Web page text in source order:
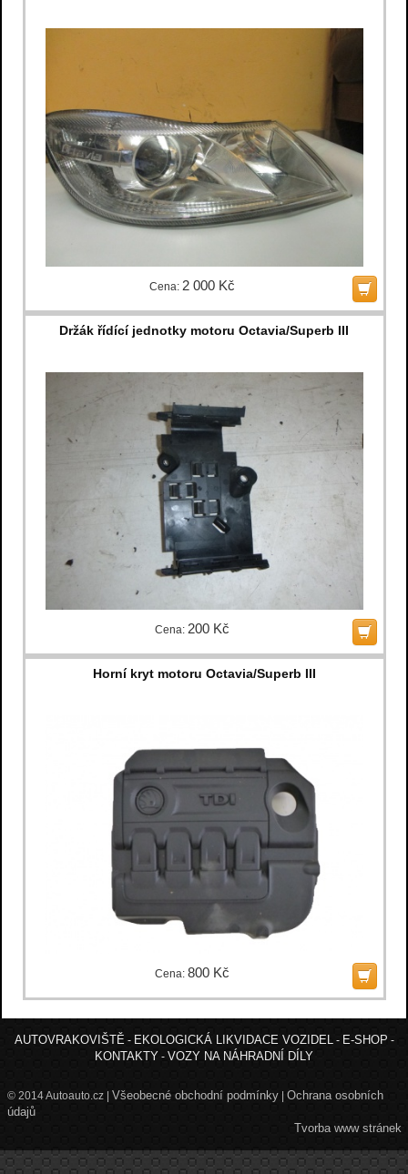
Cena: 2 000 Kč
Držák řídící jednotky motoru Octavia/Superb III
Cena: 200 Kč
Horní kryt motoru Octavia/Superb III
Cena: 800 Kč
AUTOVRAKOVIŠTĚ- EKOLOGICKÁ LIKVIDACE VOZIDEL- E-SHOP -
KONTAKTY - VOZY NA NÁHRADNÍ DÍLY
© 2014 Autoauto.cz | Všeobecné obchodní podmínky| Ochrana osobních
údajů
Tvorba www stránek